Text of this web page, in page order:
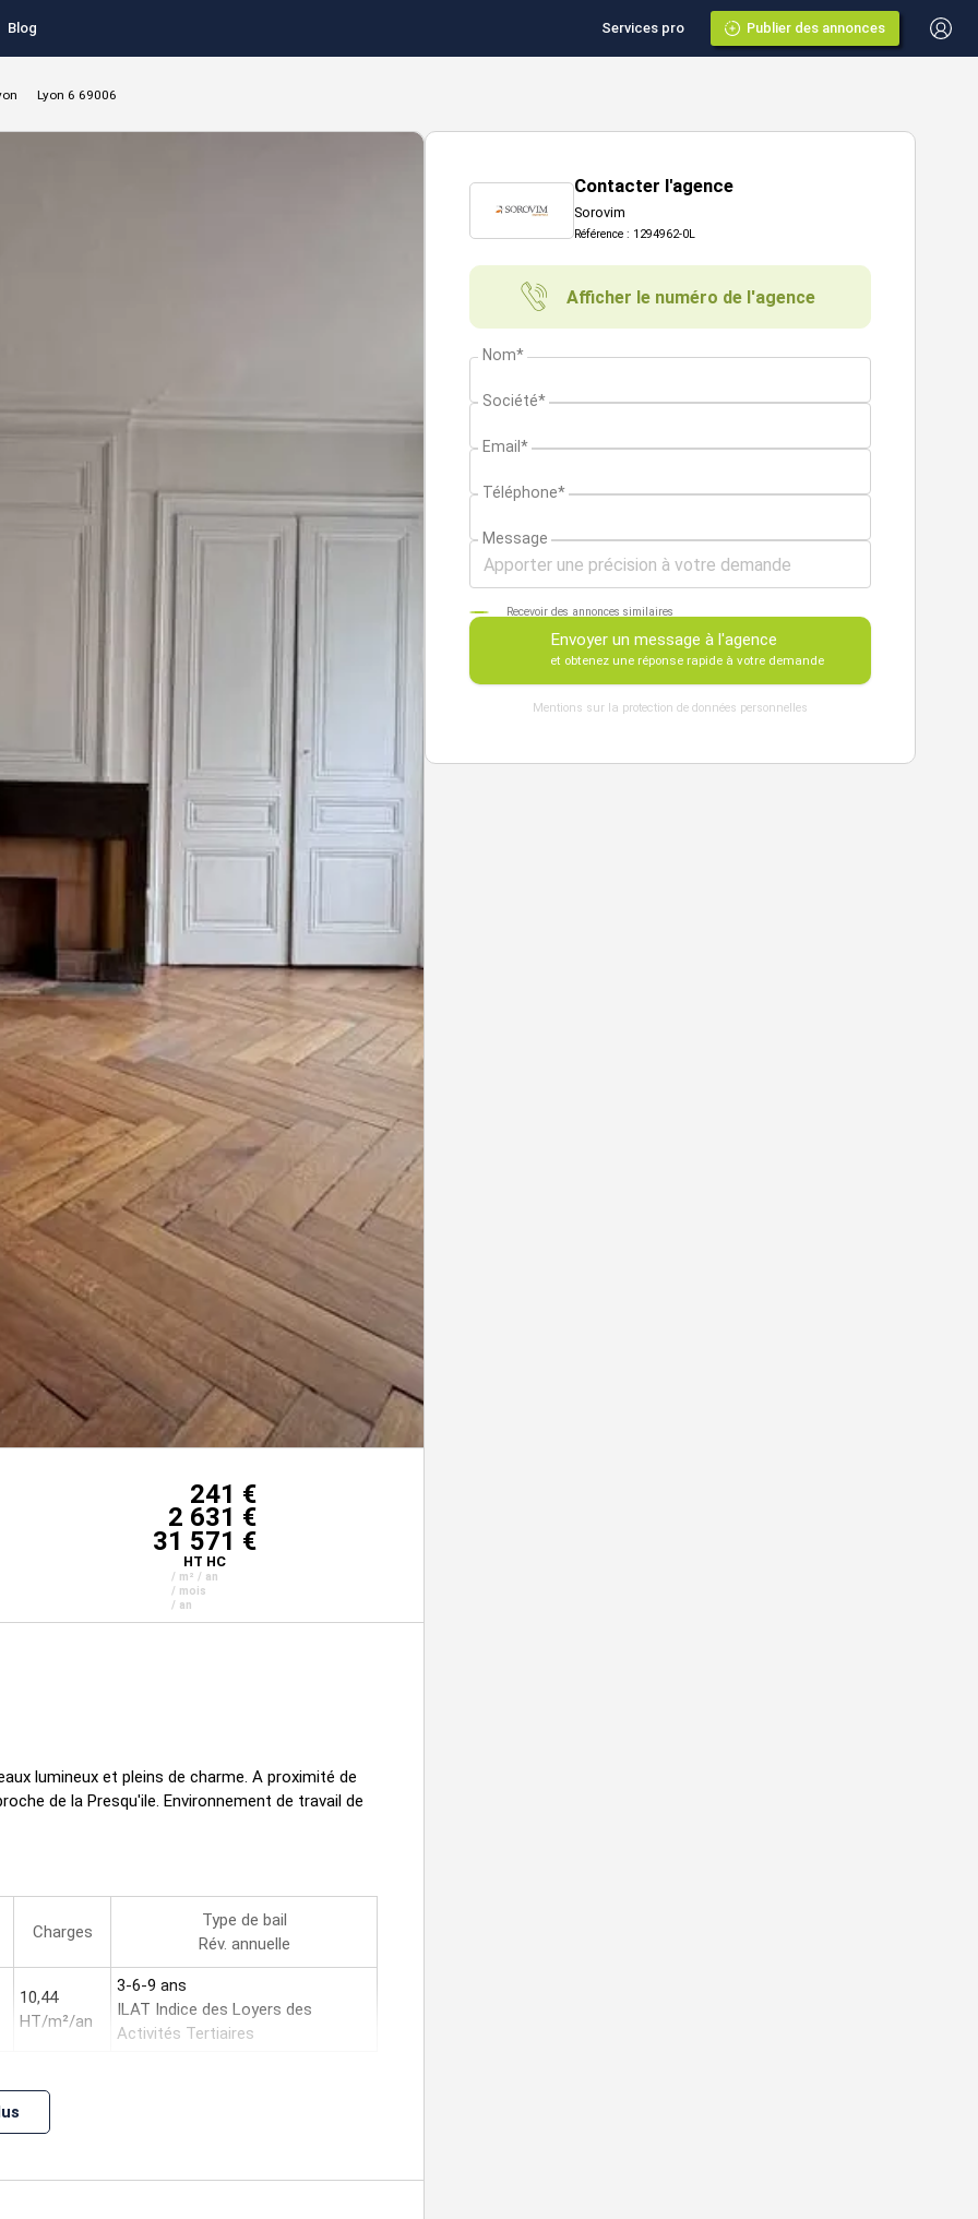
Blog Services pro Publier des annonces
Lyon 6 69006
241 €
2 631 €
31 571 €
HT HC
/ m² / an
/ mois
/ an
lumineux et pleins de charme. A proximité de
de la Presqu'ile. Environnement de travail de
Charges
Type de bail
Rév. annuelle
10,44
HT/m²/an
3-6-9 ans
ILAT Indice des Loyers des
Activités Tertiaires
preneur
Contacter l'agence
Sorovim
Référence : 1294962-0L
Afficher le numéro de l'agence
Nom*
Société*
Email*
Téléphone*
Message
Recevoir des annonces similaires
Envoyer un message à l'agence
et obtenez une réponse rapide à votre demande
Mentions sur la protection de données personnelles